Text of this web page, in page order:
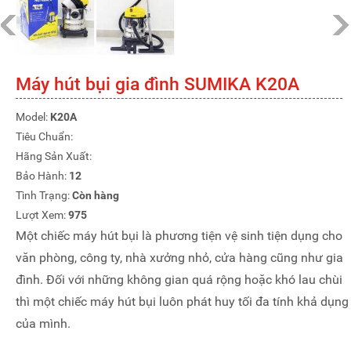
Máy hút bụi gia đình SUMIKA K20A
Model: K20A
Tiêu Chuẩn:
Hãng Sản Xuất:
Bảo Hành: 12
Tình Trạng:Còn hàng
Lượt Xem:975
Một chiếc máy hút bụi là phương tiện vệ sinh tiện dụng cho
văn phòng, công ty, nhà xưởng nhỏ, cửa hàng cũng như gia
đình. Đối với những không gian quá rộng hoặc khó lau chùi
thì một chiếc máy hút bụi luôn phát huy tối đa tính khả dụng
của mình.